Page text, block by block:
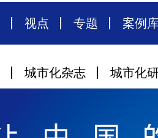
视点 专题 案例
城市化杂志 城市化